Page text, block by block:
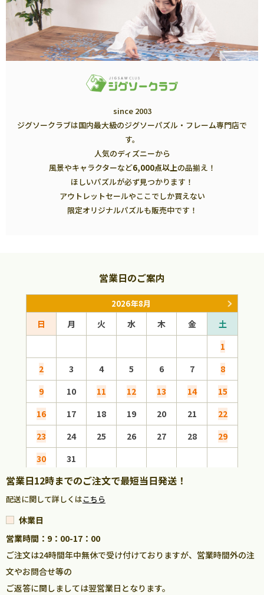
since 2003
ジグソークラブは国内最大級のジグソーパズル・フレーム専門店で
す。
人気のディズニーから
風景やキャラクターなど6,000点以上の品揃え！
ほしいパズルが必ず見つかります！
アウトレットセールやここでしか買えない
限定オリジナルパズルも販売中です！
営業日のご案内
2026年8月
日 月 火 水 木 金
土
1
2
3 4 5 6 7
8
9
10 11 12 13 14
15
16
17 18 19 20 21
22
23
24 25 26 27 28
29
30
31
営業日12時までのご注文で最短当日発送！
配送に関して詳しくはこちら
休業日
営業時間：9：00-17：00
ご注文は24時間年中無休で受け付けておりますが、営業時間外の注
文やお問合せ等の
ご返答に関しましては翌営業日となります。